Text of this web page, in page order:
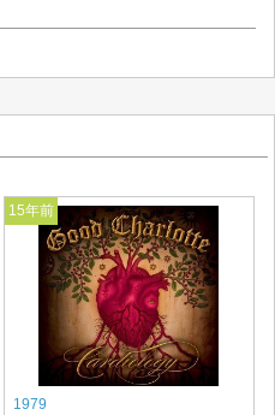
15年前
1979